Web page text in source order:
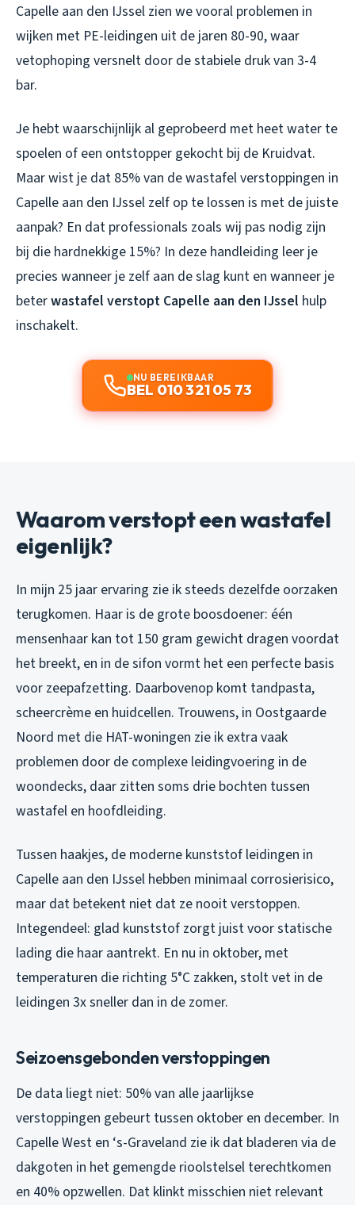
Capelle aan den IJssel zien we vooral problemen in
wijken met PE-leidingen uit de jaren 80-90, waar
vetophoping versnelt door de stabiele druk van 3-4
bar.
Je hebt waarschijnlijk al geprobeerd met heet water te
spoelen of een ontstopper gekocht bij de Kruidvat.
Maar wist je dat 85% van de wastafel verstoppingen in
Capelle aan den IJssel zelf op te lossen is met de juiste
aanpak? En dat professionals zoals wij pas nodig zijn
bij die hardnekkige 15%? In deze handleiding leer je
precies wanneer je zelf aan de slag kunt en wanneer je
beterwastafel verstopt Capelle aan den IJssel hulp
inschakelt.
NU BEREIKBAAR
BEL 010 321 05 73
Waarom verstopt een wastafel
eigenlijk?
In mijn 25 jaar ervaring zie ik steeds dezelfde oorzaken
terugkomen. Haar is de grote boosdoener: één
mensenhaar kan tot 150 gram gewicht dragen voordat
het breekt, en in de sifon vormt het een perfecte basis
voor zeepafzetting. Daarbovenop komt tandpasta,
scheercrème en huidcellen. Trouwens, in Oostgaarde
Noord met die HAT-woningen zie ik extra vaak
problemen door de complexe leidingvoering in de
woondecks, daar zitten soms drie bochten tussen
wastafel en hoofdleiding.
Tussen haakjes, de moderne kunststof leidingen in
Capelle aan den IJssel hebben minimaal corrosierisico,
maar dat betekent niet dat ze nooit verstoppen.
Integendeel: glad kunststof zorgt juist voor statische
lading die haar aantrekt. En nu in oktober, met
temperaturen die richting 5°C zakken, stolt vet in de
leidingen 3x sneller dan in de zomer.
Seizoensgebonden verstoppingen
De data liegt niet: 50% van alle jaarlijkse
verstoppingen gebeurt tussen oktober en december. In
Capelle West en ‘s-Graveland zie ik dat bladeren via de
dakgoten in het gemengde rioolstelsel terechtkomen
en 40% opzwellen. Dat klinkt misschien niet relevant